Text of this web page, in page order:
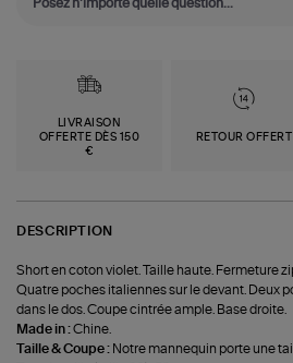
LIVRAISON
OFFERTE DÈS 150
€
RETOUR OFFERT
DESCRIPTION
Short en coton violet. Taille haute. Fermeture
Quatre poches italiennes sur le devant. Deux
dans le dos. Coupe cintrée ample. Base droite.
Made in :Chine.
Taille & Coupe : Notre mannequin porte une